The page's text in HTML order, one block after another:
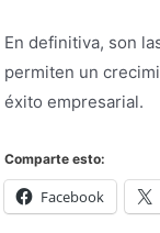
En definitiva, son
permiten un
éxito empresarial.
Comparte esto:
Facebook